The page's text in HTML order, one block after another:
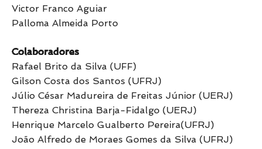
Victor Franco Aguiar
Palloma Almeida Porto
Colaboradores
Rafael Brito da Silva (UFF)
Gilson Costa dos Santos (UFRJ)
Júlio César Madureira de Freitas Júnior (UERJ)
Thereza Christina Barja-Fidalgo (UERJ)
Henrique Marcelo Gualberto Pereira(UFRJ)
João Alfredo de Moraes Gomes da Silva (UFRJ)